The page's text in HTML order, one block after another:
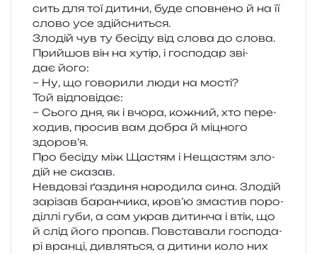
сить для тої дити­ни, буде спов­не­но й на її
слово усе здійсниться.
Злодій чув ту бесі­ду від слова до слова.
Прийшов він на хутір, і госпо­дар зві­
дає його:
– Ну, що гово­ри­ли люди на мості?
Той від­по­від­ає:
– Сього дня, як і вчора, кожний, хто пере­
хо­див, про­сив вам добра й міцно­го
здоров’я.
Про бесі­ду між Щастям і Нещастям зло­
дій не сказав.
Невдовзі ґазди­ня наро­ди­ла сина. Злодій
зарі­зав баран­чи­ка, кро­в’ю зма­стив поро­
діл­лі губи, а сам украв дитин­ча і втік, що
й слід його про­пав. Повставали госпо­да­
рі вран­ці, див­ля­ться, а дити­ни коло них